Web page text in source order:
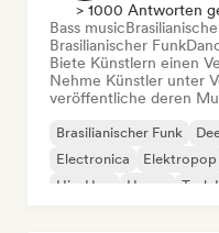
> 1000 Antworten
Bass music
Brasilianischer Funk
Biete Künstlern einen
Nehme Künstler unter
veröffentliche deren
Brasilianischer Funk
Electronica
Elektropop
Hip-Hop
House Tech